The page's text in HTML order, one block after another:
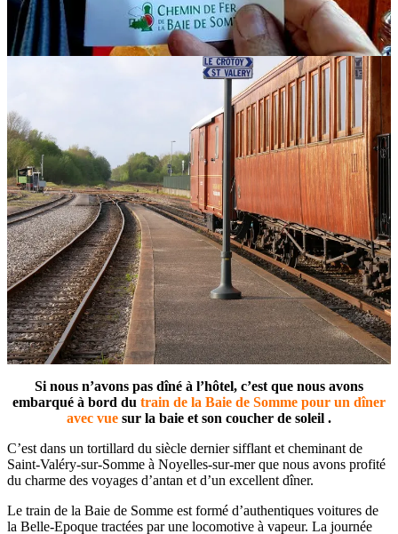
Si nous n’avons pas dîné à l’hôtel, c’est que nous avons
embarqué à bord du train de la Baie de Somme pour un dîner
avec vue sur la baie et son coucher de soleil .
C’est dans un tortillard du siècle dernier sifflant et cheminant de
Saint-Valéry-sur-Somme à Noyelles-sur-mer que nous avons profité
du charme des voyages d’antan et d’un excellent dîner.
Le train de la Baie de Somme est formé d’authentiques voitures de
la Belle-Epoque tractées par une locomotive à vapeur. La journée